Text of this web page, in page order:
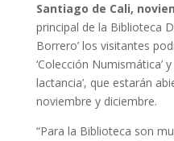
Santiago de Cali,
principal de la Biblioteca
Borrero’ los visitantes
‘Colección Numismática’
lactancia’, que estarán
noviembre y diciembre.
“Para la Biblioteca son